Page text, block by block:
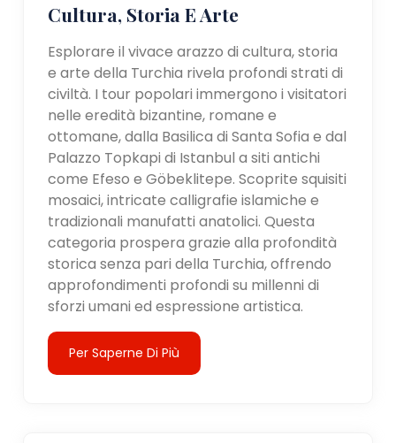
Cultura, Storia E Arte
Esplorare il vivace arazzo di cultura, storia
e arte della Turchia rivela profondi strati di
civiltà. I tour popolari immergono i visitatori
nelle eredità bizantine, romane e
ottomane, dalla Basilica di Santa Sofia e dal
Palazzo Topkapi di Istanbul a siti antichi
come Efeso e Göbeklitepe. Scoprite squisiti
mosaici, intricate calligrafie islamiche e
tradizionali manufatti anatolici. Questa
categoria prospera grazie alla profondità
storica senza pari della Turchia, offrendo
approfondimenti profondi su millenni di
sforzi umani ed espressione artistica.
Per Saperne Di Più